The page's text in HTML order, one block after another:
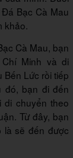
Bạc Cà Mau
khảo.
Cà Mau, bạn
Minh và di
Lức rồi tiếp
đó, bạn đi đến
di chuyển theo
Từ đây, bạn
là sẽ đến được